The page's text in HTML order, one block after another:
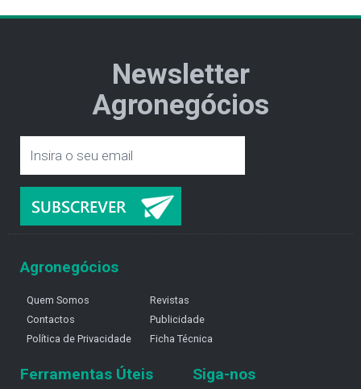
Newsletter
Agronegócios
Agronegócios
Quem Somos
Contactos
Política de Privacidade
Revistas
Publicidade
Ficha Técnica
Ferramentas Úteis Siga-nos